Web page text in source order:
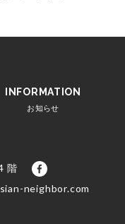
INFORMATION
お知らせ
階
facebook
neighbor.com